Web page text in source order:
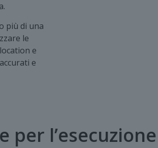
più di una
le
e
e
per